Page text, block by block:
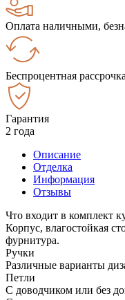
Оплата наличными,
Беспроцентная рассрочка
Гарантия
2 года
Описание
Отделка
Информация
Отзывы
Что входит в комплект
Корпус, влагостойкая
фурнитура.
Ручки
Различные варианты
Петли
С доводчиком или без